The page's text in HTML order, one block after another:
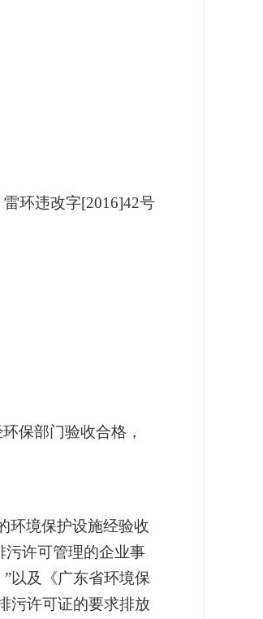
雷环违改字[2016]42号
保部门验收合格，
环境保护设施经验收
污许可管理的企业事
以及
《广东省环境保
污许可证的要求排放